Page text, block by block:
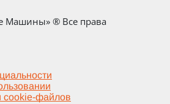
Машины» ® Все права
cookie-файлов